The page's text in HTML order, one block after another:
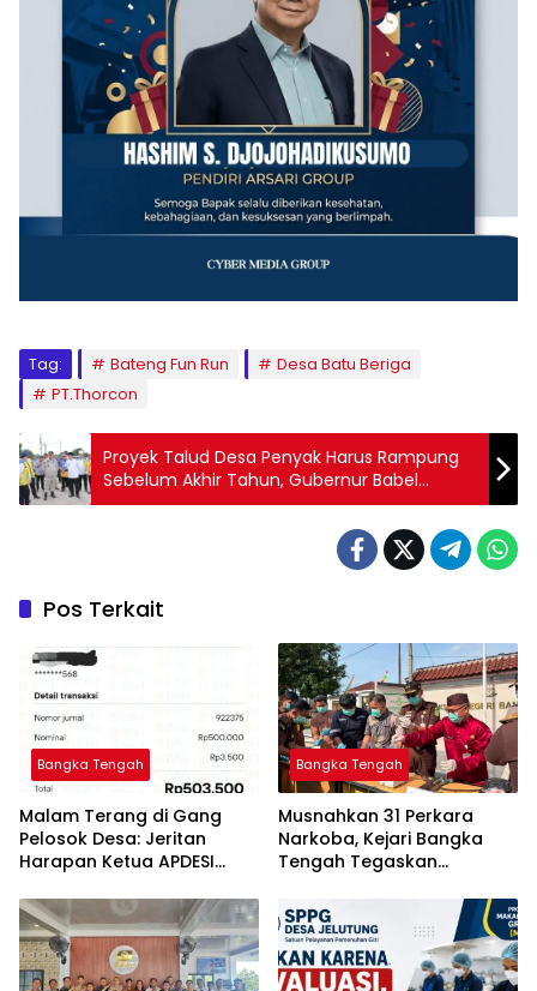
Tag: Bateng Fun Run
Desa Batu Beriga
PT.Thorcon
‎Proyek Talud Desa Penyak Harus Rampung
Sebelum Akhir Tahun, Gubernur Babel
Tegaskan Ini!
Pos Terkait
Bangka Tengah
Malam Terang di Gang
Pelosok Desa: Jeritan
Harapan Ketua APDESI
Babel
Bangka Tengah
Musnahkan 31 Perkara
Narkoba, Kejari Bangka
Tengah Tegaskan
Kejahatan Hingga Tuntas